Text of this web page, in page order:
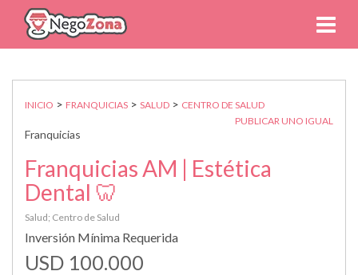
INICIO > FRANQUICIAS > SALUD > CENTRO DE SALUD
PUBLICAR UNO IGUAL
Franquicias
Franquicias AM | Estética
Dental 🦷
Salud; Centro de Salud
Inversión Mínima Requerida
USD 100.000